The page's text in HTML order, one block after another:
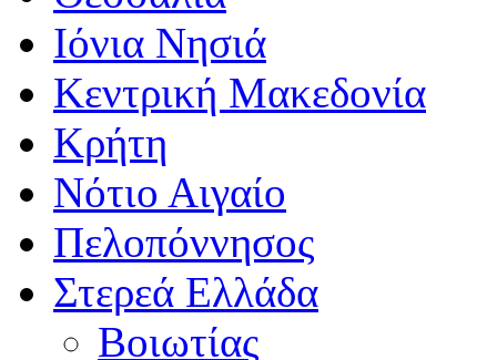
Ιόνια Νησιά
Κεντρική Μακεδονία
Κρήτη
Νότιο Αιγαίο
Πελοπόννησος
Στερεά Ελλάδα
Βοιωτίας